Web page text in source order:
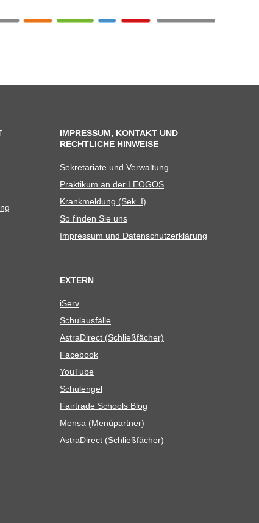
IMPRESSUM, KONTAKT UND
RECHTLICHE HINWEISE
Sekre­ta­riate und Verwaltung
Prak­ti­kum an der LEOGOS
Krank­mel­dung (Sek. I)
So fin­den Sie uns
Impres­sum und Datenschutzerklärung
EXTERN
iServ
Schul­aus­fälle
Astra­Di­rect (Schließ­fä­cher)
Face­book
You­Tube
Schul­en­gel
Fair­trade Schools Blog
Mensa (Menü­part­ner)
Astra­Di­rect (Schließ­fä­cher)